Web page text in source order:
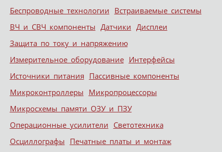
Беспроводные технологии Встраиваемые системы
ВЧ и СВЧ компоненты Датчики Дисплеи
Защита по току и напряжению
Измерительное оборудование Интерфейсы
Источники питания Пассивные компоненты
Микроконтроллеры Микропроцессоры
Микросхемы памяти ОЗУ и ПЗУ
Операционные усилители Светотехника
Осциллографы Печатные платы и монтаж